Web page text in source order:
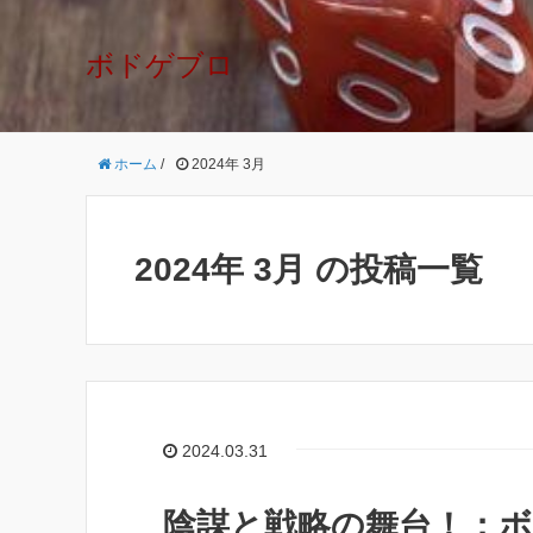
ボドゲブロ
ホーム / 2024年 3月
2024年 3月 の投稿一覧
2024.03.31
陰謀と戦略の舞台！：